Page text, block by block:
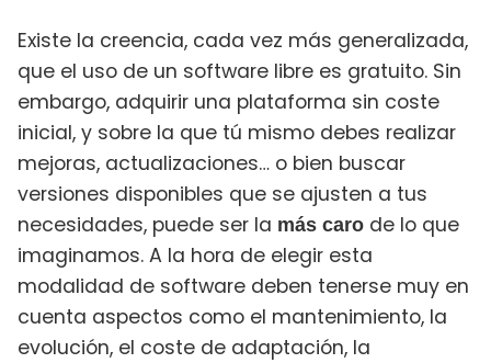
Existe la creencia, cada vez más generalizada,
que el uso de un software libre es gratuito. Sin
embargo, adquirir una plataforma sin coste
inicial, y sobre la que tú mismo debes realizar
mejoras, actualizaciones… o bien buscar
versiones disponibles que se ajusten a tus
necesidades, puede ser la más caro de lo que
imaginamos. A la hora de elegir esta
modalidad de software deben tenerse muy en
cuenta aspectos como el mantenimiento, la
evolución, el coste de adaptación, la